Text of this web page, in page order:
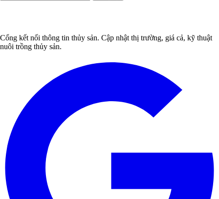
Cổng kết nối thông tin thủy sản. Cập nhật thị trường, giá cả, kỹ thuật
nuôi trồng thủy sản.